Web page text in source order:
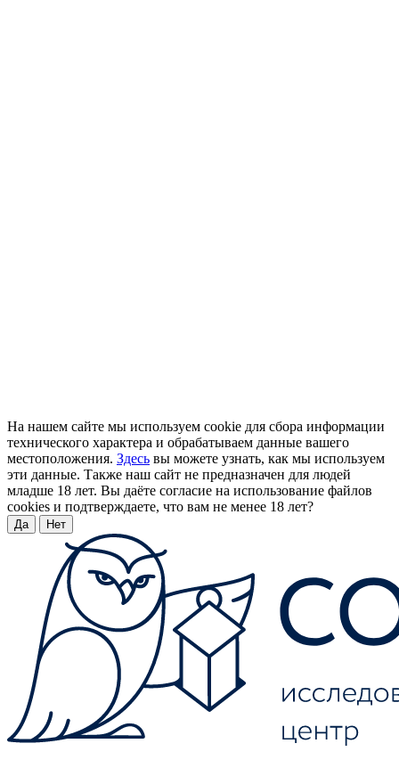
На нашем сайте мы используем cookie для сбора информации
технического характера и обрабатываем данные вашего
местоположения. Здесь вы можете узнать, как мы используем
эти данные. Также наш сайт не предназначен для людей
младше 18 лет. Вы даёте согласие на использование файлов
cookies и подтверждаете, что вам не менее 18 лет?
Да Нет